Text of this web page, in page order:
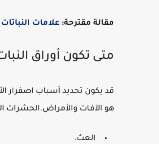
مقالة مقترحة: علامات
متى تكون أوراق
قد يكون تحديد أسباب اصفرار
هو الآفات والأمراض.الحشرات
العث.